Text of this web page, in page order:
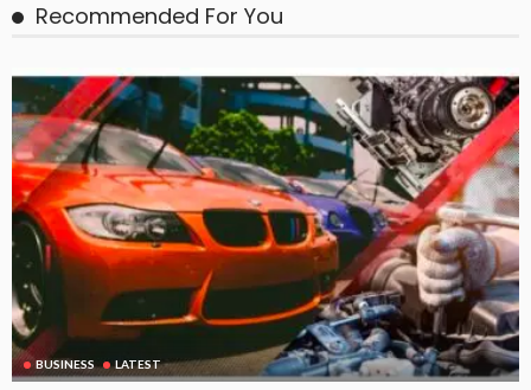
Recommended For You
BUSINESS LATEST